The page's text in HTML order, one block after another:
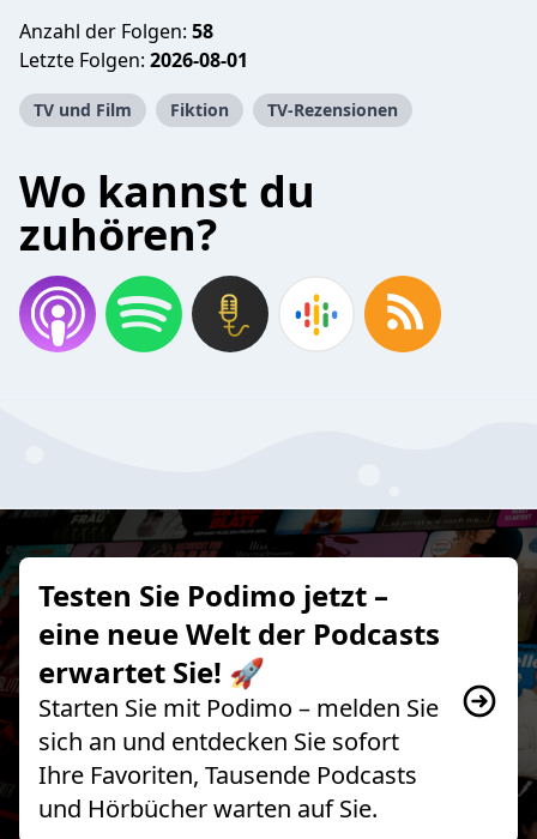
Anzahl der Folgen: 58
Letzte Folgen: 2026-08-01
TV und Film Fiktion TV-Rezensionen
Wo kannst du
zuhören?
Testen Sie Podimo jetzt –
eine neue Welt der Podcasts
erwartet Sie! 🚀
Starten Sie mit Podimo – melden Sie
sich an und entdecken Sie sofort
Ihre Favoriten, Tausende Podcasts
und Hörbücher warten auf Sie.